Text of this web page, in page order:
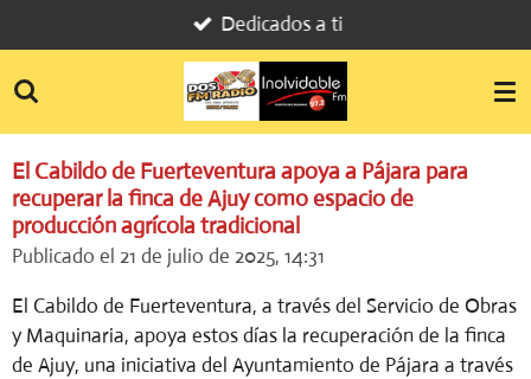
al
contenido
Dedicados a ti
El Cabildo de Fuerteventura apoya a Pájara para
recuperar la finca de Ajuy como espacio de
producción agrícola tradicional
Publicado el 21 de julio de 2025, 14:31
El Cabildo de Fuerteventura, a través del Servicio de Obras
y Maquinaria, apoya estos días la recuperación de la finca
de Ajuy, una iniciativa del Ayuntamiento de Pájara a través